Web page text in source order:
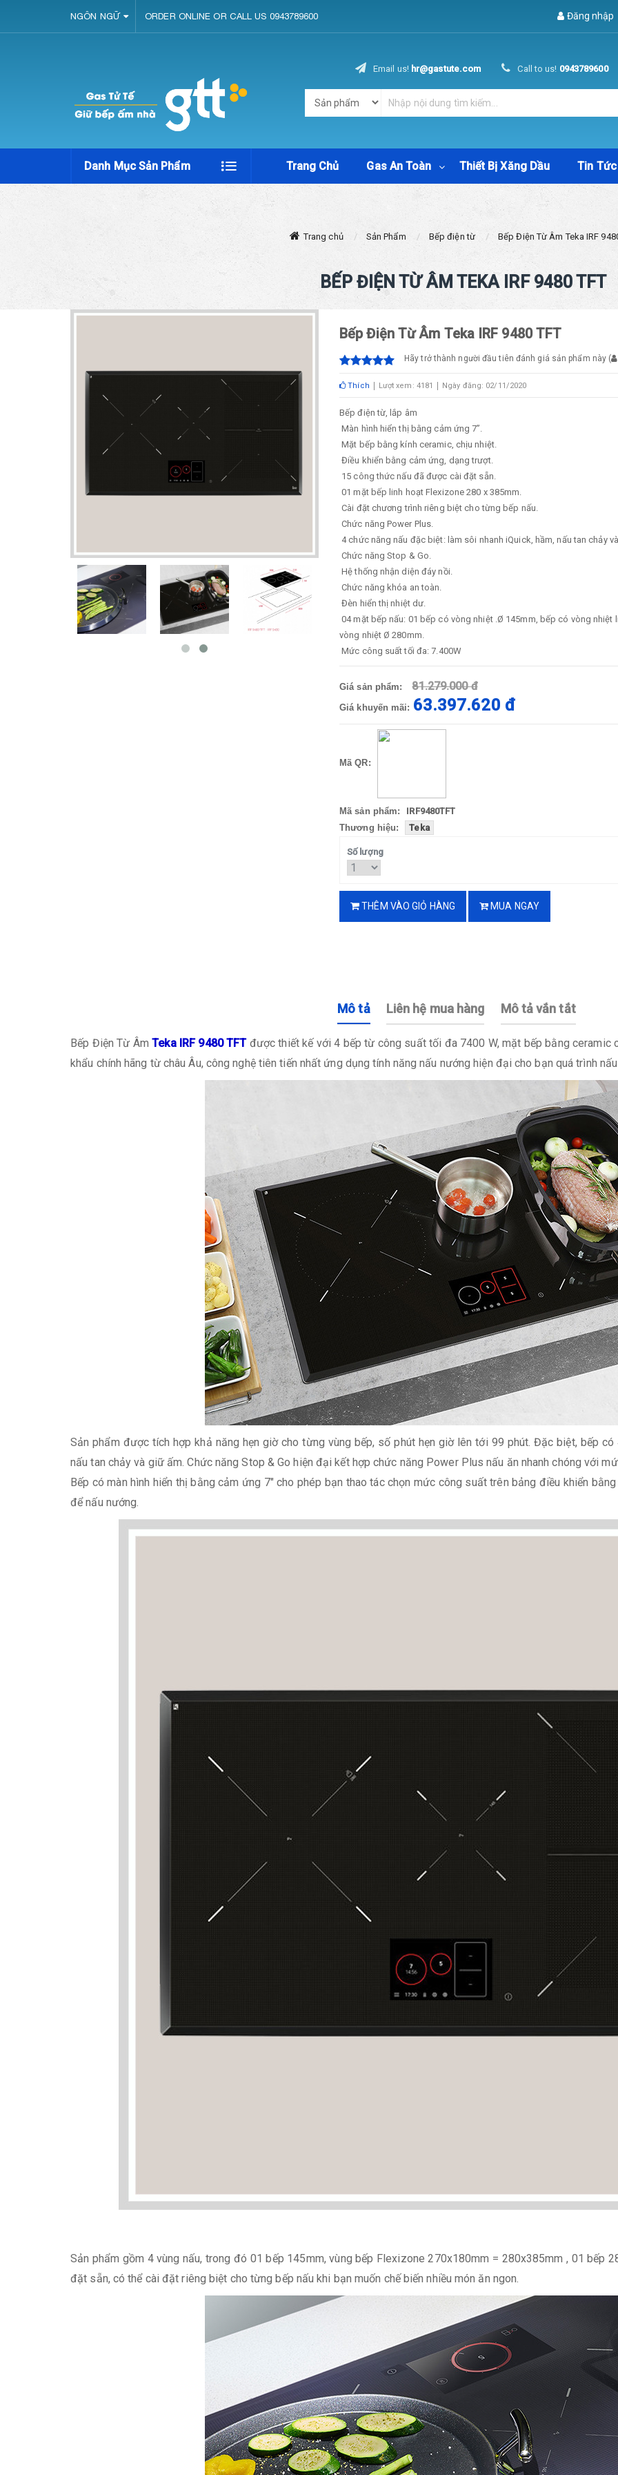
NGÔN NGỮ ORDER ONLINE OR CALL US 0943789600 Đăng nhập
Email us! hr@gastute.com Call to us! 0943789600
Danh Mục Sản Phẩm Trang Chủ Gas An Toàn Thiết Bị Xăng Dầu Tin Tức
Trang chủ Sản Phẩm Bếp điện từ Bếp Điện Từ Âm Teka IRF
BẾP ĐIỆN TỪ ÂM TEKA IRF 9480 TFT
Bếp Điện Từ Âm Teka IRF 9480 TFT
Hãy trở thành người đầu tiên đánh giá sản phẩm này (
Thích Lượt xem: 4181 Ngày đăng: 02/11/2020
Bếp điện từ, lắp âm
Màn hình hiển thị bằng cảm ứng 7”.
Mặt bếp bằng kính ceramic, chịu nhiệt.
Điều khiển bằng cảm ứng, dạng trượt.
15 công thức nấu đã được cài đặt sẵn.
01 mặt bếp linh hoạt Flexizone 280 x 385mm.
Cài đặt chương trình riêng biệt cho từng bếp nấu.
Chức năng Power Plus.
4 chức năng nấu đặc biệt: làm sôi nhanh iQuick, hầm, nấu tan chảy
Chức năng Stop & Go.
Hệ thống nhận diện đáy nồi.
Chức năng khóa an toàn.
Đèn hiển thị nhiệt dư.
04 mặt bếp nấu: 01 bếp có vòng nhiệt .Ø 145mm, bếp có vòng nhiệt
vòng nhiệt Ø 280mm.
Mức công suất tối đa: 7.400W
Giá sản phẩm: 81.279.000 đ
Giá khuyến mãi: 63.397.620 đ
Mã QR:
Mã sản phẩm:
IRF9480TFT
Thương hiệu:
Teka
Số lượng
THÊM VÀO GIỎ HÀNG MUA NGAY
Mô tả Liên hệ mua hàng Mô tả vắn tắt
Bếp Điện Từ ÂmTeka IRF 9480 TFTđược thiết kế với 4 bếp từ công suất tối đa 7400 W, mặt bếp bằng ceramic
khẩu chính hãng từ châu Âu, công nghệ tiên tiến nhất ứng dụng tính năng nấu nướng hiện đại cho bạn quá trình
Sản phẩm được tích hợp khả năng hẹn giờ cho từng vùng bếp, số phút hẹn giờ lên tới 99 phút. Đặc biệt, bếp
nấu tan chảy và giữ ấm. Chức năng Stop & Go hiện đại kết hợp chức năng Power Plus nấu ăn nhanh chóng với
Bếp có màn hình hiển thị bằng cảm ứng 7″ cho phép bạn thao tác chọn mức công suất trên bảng điều khiển
để nấu nướng.
Sản phẩm gồm 4 vùng nấu, trong đó 01 bếp 145mm, vùng bếp Flexizone 270x180mm = 280x385mm , 01 bếp
đặt sẵn, có thể cài đặt riêng biệt cho từng bếp nấu khi bạn muốn chế biến nhiều món ăn ngon.